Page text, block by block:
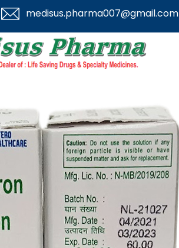
medisus.pharma007@gmail.com